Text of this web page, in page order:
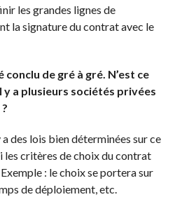
les grandes lignes de
la signature du contrat avec le
de gré à gré. N’est ce
a plusieurs sociétés privées
a des lois bien déterminées sur ce
les critères de choix du contrat
: le choix se portera sur
de déploiement, etc.